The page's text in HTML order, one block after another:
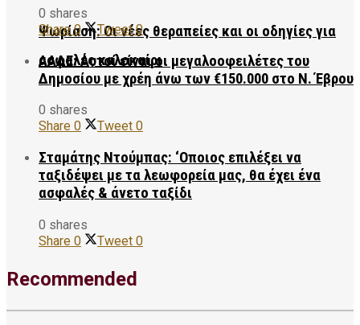
Ψωρίαση: Οι νέες θεραπείες και οι οδηγίες για
ασφαλές καλοκαίρι
0 shares
Share 0 Tweet 0
ΑΑΔΕ: Αυτοί είναι οι μεγαλοοφειλέτες του
Δημοσίου με χρέη άνω των €150.000 στο Ν. Έβρου
0 shares
Share 0 Tweet 0
Σταμάτης Ντούμπας: ‘Οποιος επιλέξει να
ταξιδέψει με τα λεωφορεία μας, θα έχει ένα
ασφαλές & άνετο ταξίδι
0 shares
Share 0 Tweet 0
Recommended